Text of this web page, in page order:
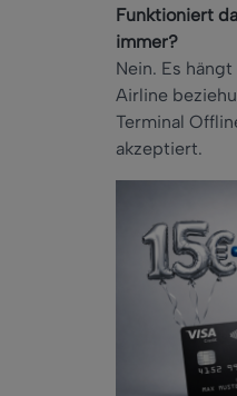
Funktioniert
immer?
Nein. Es
Airline
Terminal
akzeptiert.